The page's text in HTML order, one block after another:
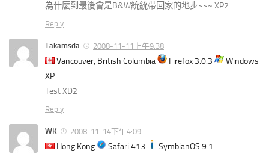
為什麼到最後會是B&W統統帶回家的地步~~~ XP2
Reply
Takamsda 2008-11-11上午9:38
Vancouver, British Columbia Firefox 3.0.3
Windows
XP
Test XD2
Reply
WK 2008-11-14下午4:09
Hong Kong Safari 413 SymbianOS 9.1